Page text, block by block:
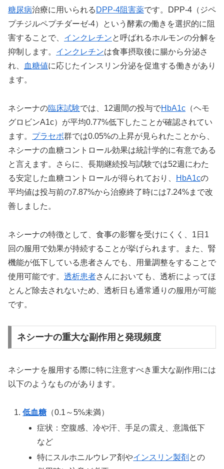
糖尿病治療に用いられる DPP-4阻害薬です。DPP-4（ジペ
プチジルペプチダーゼ-4）という酵素の働きを選択的に阻
害することで、 インクレチンと呼ばれるホルモンの分解を
抑制します。 インクレチンは食事摂取後に腸から分泌さ
れ、
血糖値に応じたインスリン分泌を促進する働きがあり
ます。
ネシーナの臨床試験では、12週間の投与でHbA1c （ヘモ
グロビンA1c）が平均0.77%低下したことが確認されてい
ます。 プラセボ群では0.05%の上昇が見られたことから、
ネシーナの血糖コントロール効果は統計学的に有意である
と言えます。さらに、長期継続投与試験では52週にわた
る安定した血糖コントロールが得られており、
HbA1cの
平均値は投与前の7.87%から治療終了時には7.24%まで改
善しました。
ネシーナの特徴として、食事の影響を受けにくく、1日1
回の服用で効果が持続することが挙げられます。また、腎
機能が低下している患者さんでも、用量調整をすることで
使用可能です。 透析患者さんにおいても、透析によってほ
とんど除去されないため、透析日も通常通りの服用が可能
です。
ネシーナの重大な副作用と発現頻度
ネシーナを服用する際に特に注意すべき重大な副作用には
以下のようなものがあります。
低血糖 （0.1～5%未満）
症状：空腹感、冷や汗、手足の震え、意識低下
など
特にスルホニルウレア剤やインスリン製剤 との